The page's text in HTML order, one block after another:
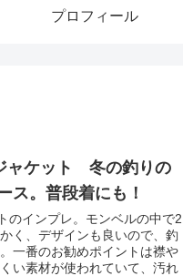
プロフィール
ャケット 冬の釣りの
ス。普段着にも！
のインプレ。モンベルの中で2
く、デザインも良いので、釣
一番のお勧めポイントは襟や
い素材が使われていて、汚れ